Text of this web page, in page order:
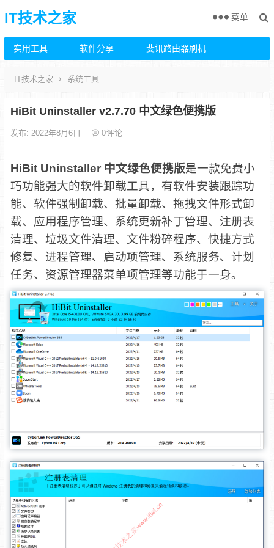
IT技术之家
实用工具 软件分享 斐讯路由器刷机
菜单
IT技术之家 系统工具
HiBit Uninstaller v2.7.70 中文绿色便携版
发布: 2022年8月6日 0评论
HiBit Uninstaller 中文绿色便携版是一款免费小
巧功能强大的软件卸载工具，有软件安装跟踪功
能、软件强制卸载、批量卸载、拖拽文件形式卸
载、应用程序管理、系统更新补丁管理、注册表
清理、垃圾文件清理、文件粉碎程序、快捷方式
修复、进程管理、启动项管理、系统服务、计划
任务、资源管理器菜单项管理等功能于一身。